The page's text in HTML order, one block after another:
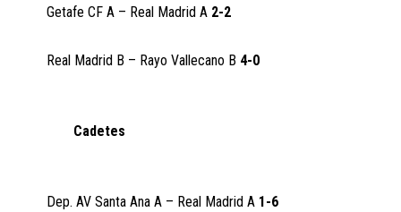
Getafe CF A – Real Madrid A 2-2
Real Madrid B – Rayo Vallecano B 4-0
Cadetes
Dep. AV Santa Ana A – Real Madrid A 1-6